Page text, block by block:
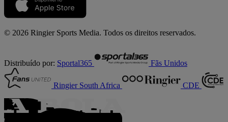
© 2026 Ringier Sports Media. Todos os direitos reservados.
Distribuído por: Sportal365 Fãs Unidos
Ringier South Africa CDE